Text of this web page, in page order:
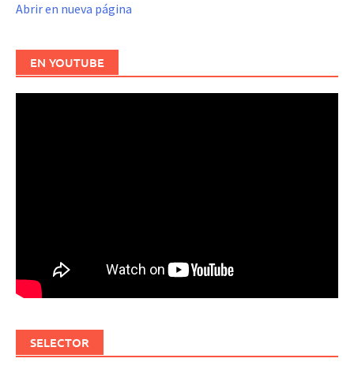
Abrir en nueva página
EN YOUTUBE
SELECTOR